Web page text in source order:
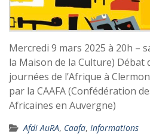
Mercredi 9 mars 2025 à 20h –
la Maison de la Culture) Débat
journées de l’Afrique à
par la CAAFA (Confédération
Africaines en Auvergne)
Afdi AuRA, Caafa, Informations